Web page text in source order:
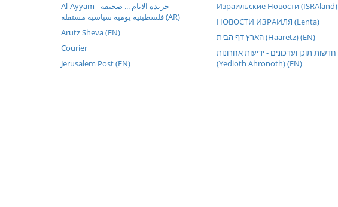
Al-Ayyam - جريدة الايام ... صحيفة
فلسطينية يومية سياسية مستقلة (AR)
Arutz Sheva (EN)
Courier
Jerusalem Post (EN)
Израильские Новости (ISRAland)
НОВОСТИ ИЗРАИЛЯ (Lenta)
הארץ דף הבית (Haaretz) (EN)
חדשות תוכן ועדכונים - ידיעות אחרונות
(Yedioth Ahronoth) (EN)